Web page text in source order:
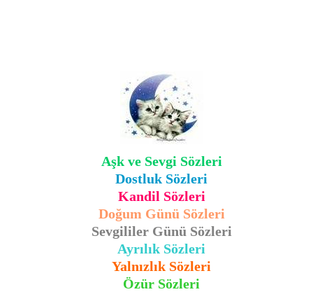
Aşk ve Sevgi Sözleri
Dostluk Sözleri
Kandil Sözleri
Doğum Günü Sözleri
Sevgililer Günü Sözleri
Ayrılık Sözleri
Yalnızlık Sözleri
Özür Sözleri